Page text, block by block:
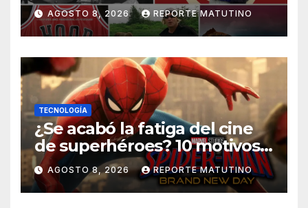
AGOSTO 8, 2026 REPORTE MATUTINO
TECNOLOGÍA
¿Se acabó la fatiga del cine
de superhéroes? 10 motivos
por los que ‘Spider-Man:
Brand New Day» desmiente
esa teoría
AGOSTO 8, 2026 REPORTE MATUTINO